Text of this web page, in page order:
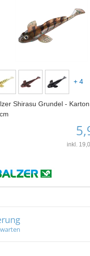
+ 4
Shirasu Grundel -
inkl.